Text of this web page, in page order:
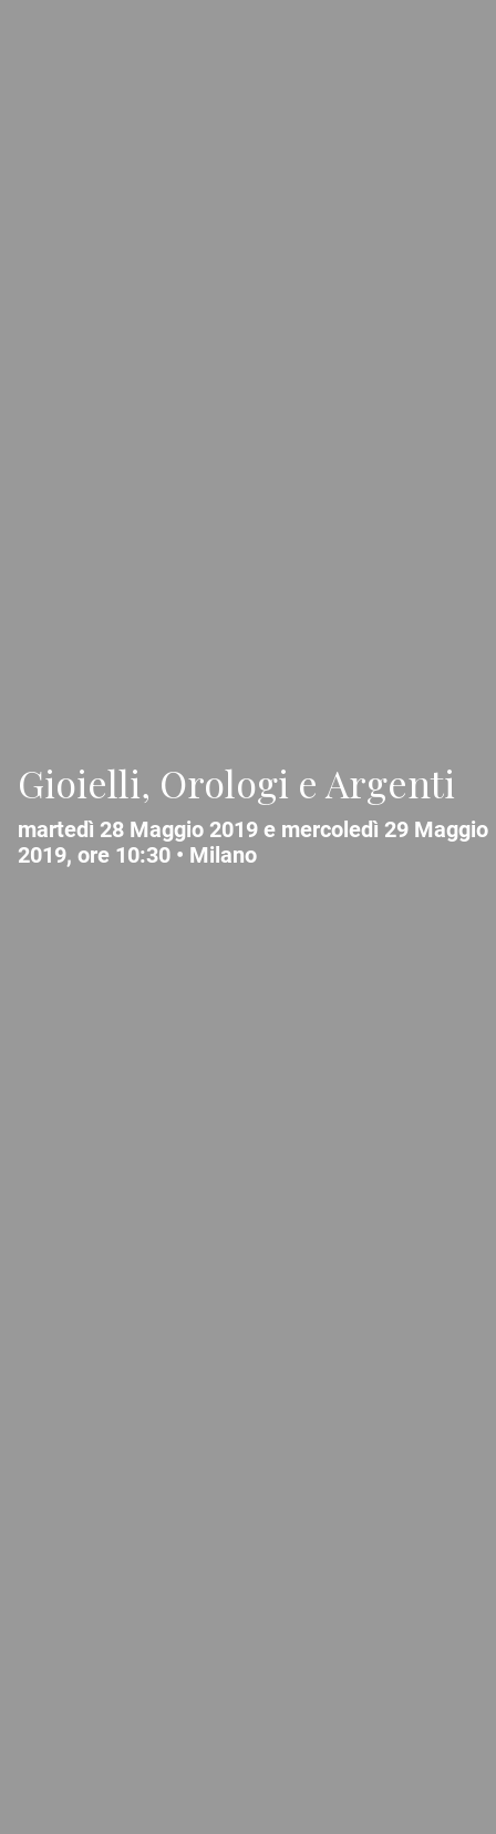
Gioielli, Orologi e Argenti
martedì 28 Maggio 2019 e mercoledì 29 Maggio
2019, ore 10:30 • Milano